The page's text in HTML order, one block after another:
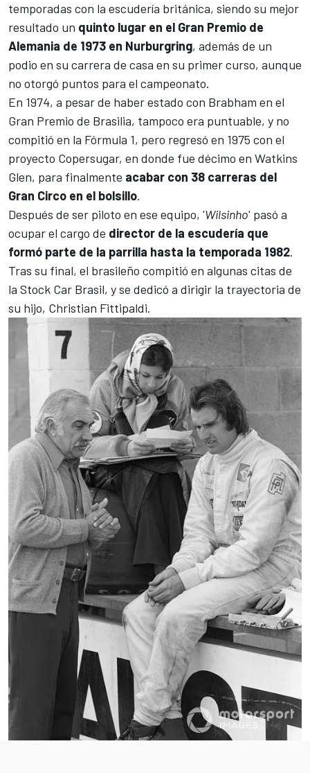
temporadas con la escudería británica, siendo su mejor
resultado un quinto lugar en el Gran Premio de
Alemania de 1973 en Nurburgring, además de un
podio en su carrera de casa en su primer curso, aunque
no otorgó puntos para el campeonato.
En 1974, a pesar de haber estado con Brabham en el
Gran Premio de Brasilia, tampoco era puntuable, y no
compitió en la Fórmula 1, pero regresó en 1975 con el
proyecto Copersugar, en donde fue décimo en Watkins
Glen, para finalmente acabar con 38 carreras del
Gran Circo en el bolsillo.
Después de ser piloto en ese equipo, 'Wilsinho' pasó a
ocupar el cargo de director de la escudería que
formó parte de la parrilla hasta la temporada 1982.
Tras su final, el brasileño compitió en algunas citas de
la Stock Car Brasil, y se dedicó a dirigir la trayectoria de
su hijo, Christian Fittipaldi.